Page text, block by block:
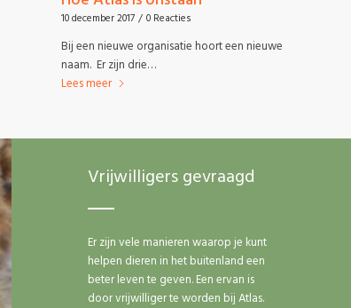
10 december 2017 / 0 Reacties
Bij een nieuwe organisatie hoort een nieuwe
naam. Er zijn drie…
Lees meer
Vrijwilligers gevraagd
Er zijn vele manieren waarop je kunt
helpen dieren in het buitenland een
beter leven te geven. Een ervan is
door vrijwilliger te worden bij Atlas.